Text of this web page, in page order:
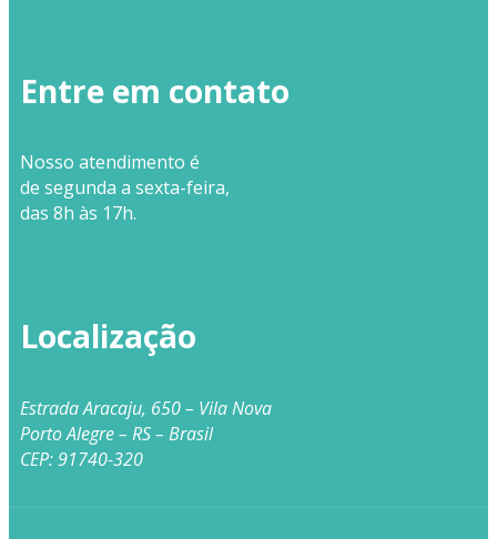
Entre em contato
Nosso atendimento é
de segunda a sexta-feira,
das 8h às 17h.
Localização
Estrada Aracaju, 650 – Vila Nova
Porto Alegre – RS – Brasil
CEP: 91740-320